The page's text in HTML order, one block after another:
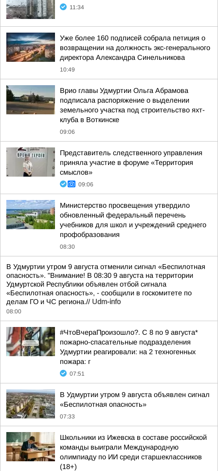
11:34
Уже более 160 подписей собрала петиция о
возвращении на должность экс-генерального
директора Александра Синельникова
10:49
Врио главы Удмуртии Ольга Абрамова
подписала распоряжение о выделении
земельного участка под строительство яхт-
клуба в Воткинске
09:06
Представитель следственного управления
приняла участие в форуме «Территория
смыслов»
09:06
Министерство просвещения утвердило
обновленный федеральный перечень
учебников для школ и учреждений среднего
профобразования
08:30
В Удмуртии утром 9 августа отменили сигнал «Беспилотная
опасность». "Внимание! В 08:30 9 августа на территории
Удмуртской Республики объявлен отбой сигнала
«Беспилотная опасность», - сообщили в госкомитете по
делам ГО и ЧС региона.// Udm-info
08:00
#ЧтоВчераПроизошло?. С 8 по 9 августа*
пожарно-спасательные подразделения
Удмуртии реагировали: на 2 техногенных
пожара: г
07:51
В Удмуртии утром 9 августа объявлен сигнал
«Беспилотная опасность»
07:33
Школьники из Ижевска в составе российской
команды выиграли Международную
олимпиаду по ИИ среди старшеклассников
(18+)